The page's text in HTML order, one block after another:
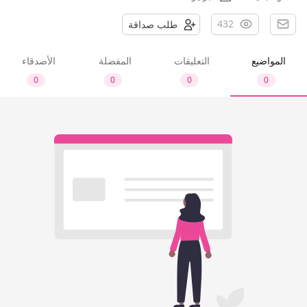
432 طلب صداقة
المواضيع
0
التعليقات
0
المفضلة
0
الأصدقاء
0